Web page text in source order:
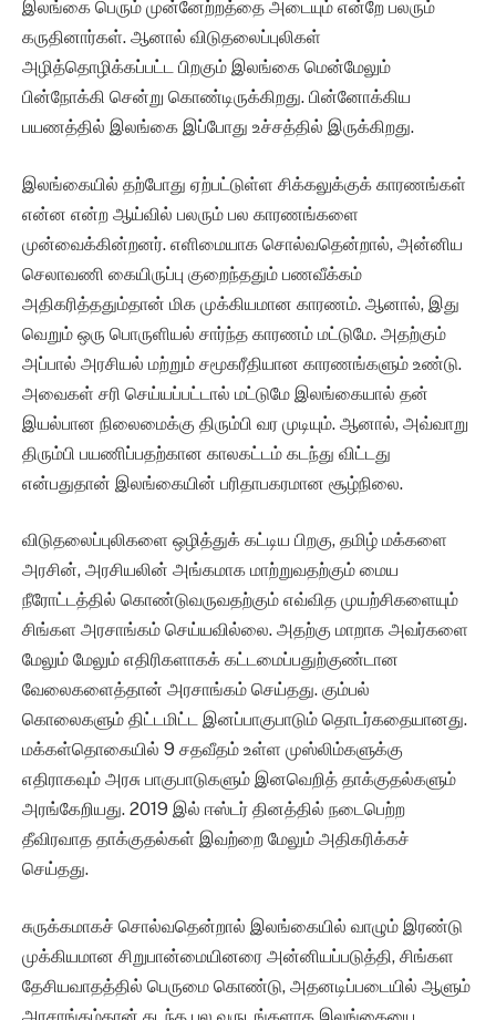
இலங்கை பெரும் முன்னேற்றத்தை அடையும் என்றே பலரும்
கருதினார்கள். ஆனால் விடுதலைப்புலிகள்
அழித்தொழிக்கப்பட்ட பிறகும் இலங்கை மென்மேலும்
பின்நோக்கி சென்று கொண்டிருக்கிறது. பின்னோக்கிய
பயணத்தில் இலங்கை இப்போது உச்சத்தில் இருக்கிறது.
இலங்கையில் தற்போது ஏற்பட்டுள்ள சிக்கலுக்குக் காரணங்கள்
என்ன என்ற ஆய்வில் பலரும் பல காரணங்களை
முன்வைக்கின்றனர். எளிமையாக சொல்வதென்றால், அன்னிய
செலாவணி கையிருப்பு குறைந்ததும் பணவீக்கம்
அதிகரித்ததும்தான் மிக முக்கியமான காரணம். ஆனால், இது
வெறும் ஒரு பொருளியல் சார்ந்த காரணம் மட்டுமே. அதற்கும்
அப்பால் அரசியல் மற்றும் சமூகரீதியான காரணங்களும் உண்டு.
அவைகள் சரி செய்யப்பட்டால் மட்டுமே இலங்கையால் தன்
இயல்பான நிலைமைக்கு திரும்பி வர முடியும். ஆனால், அவ்வாறு
திரும்பி பயணிப்பதற்கான காலகட்டம் கடந்து விட்டது
என்பதுதான் இலங்கையின் பரிதாபகரமான சூழ்நிலை.
விடுதலைப்புலிகளை ஒழித்துக் கட்டிய பிறகு, தமிழ் மக்களை
அரசின், அரசியலின் அங்கமாக மாற்றுவதற்கும் மைய
நீரோட்டத்தில் கொண்டுவருவதற்கும் எவ்வித முயற்சிகளையும்
சிங்கள அரசாங்கம் செய்யவில்லை. அதற்கு மாறாக அவர்களை
மேலும் மேலும் எதிரிகளாகக் கட்டமைப்பதுற்குண்டான
வேலைகளைத்தான் அரசாங்கம் செய்தது. கும்பல்
கொலைகளும் திட்டமிட்ட இனப்பாகுபாடும் தொடர்கதையானது.
மக்கள்தொகையில் 9 சதவீதம் உள்ள முஸ்லிம்களுக்கு
எதிராகவும் அரசு பாகுபாடுகளும் இனவெறித் தாக்குதல்களும்
அரங்கேறியது. 2019 இல் ஈஸ்டர் தினத்தில் நடைபெற்ற
தீவிரவாத தாக்குதல்கள் இவற்றை மேலும் அதிகரிக்கச்
செய்தது.
சுருக்கமாகச் சொல்வதென்றால் இலங்கையில் வாழும் இரண்டு
முக்கியமான சிறுபான்மையினரை அன்னியப்படுத்தி, சிங்கள
தேசியவாதத்தில் பெருமை கொண்டு, அதனடிப்படையில் ஆளும்